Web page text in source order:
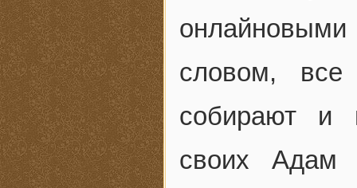
словом,
собирают и
своих Адам